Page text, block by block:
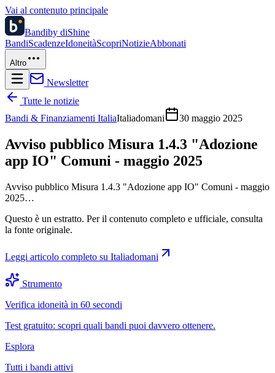
Vai al contenuto principale
Bandiby diShine
BandiScadenzeIdoneitàScopriNotizieAbbonati
Altro
Newsletter
Tutte le notizie
Bandi & Finanziamenti ItaliaItaliadomani 30 maggio 2025
Avviso pubblico Misura 1.4.3 "Adozione
app IO" Comuni - maggio 2025
Avviso pubblico Misura 1.4.3 "Adozione app IO" Comuni - maggio
2025…
Questo è un estratto. Per il contenuto completo e ufficiale, consulta
la fonte originale.
Leggi articolo completo su Italiadomani
Strumento
Verifica idoneità in 60 secondi
Test gratuito: scopri quali bandi puoi davvero ottenere.
Esplora
Tutti i bandi attivi